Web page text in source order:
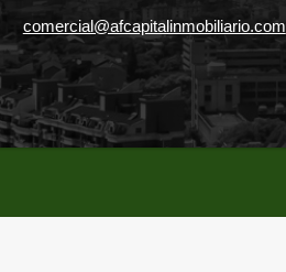
comercial@afcapitalinmobiliario.com